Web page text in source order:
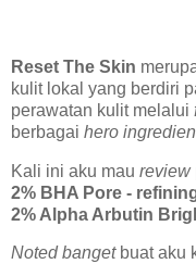
Reset The Skin
kulit lokal yang berdiri
perawatan kulit melalui
berbagai hero
Kali ini aku mau review
2% BHA Pore -
2% Alpha Arbutin
Noted bangetbuat aku